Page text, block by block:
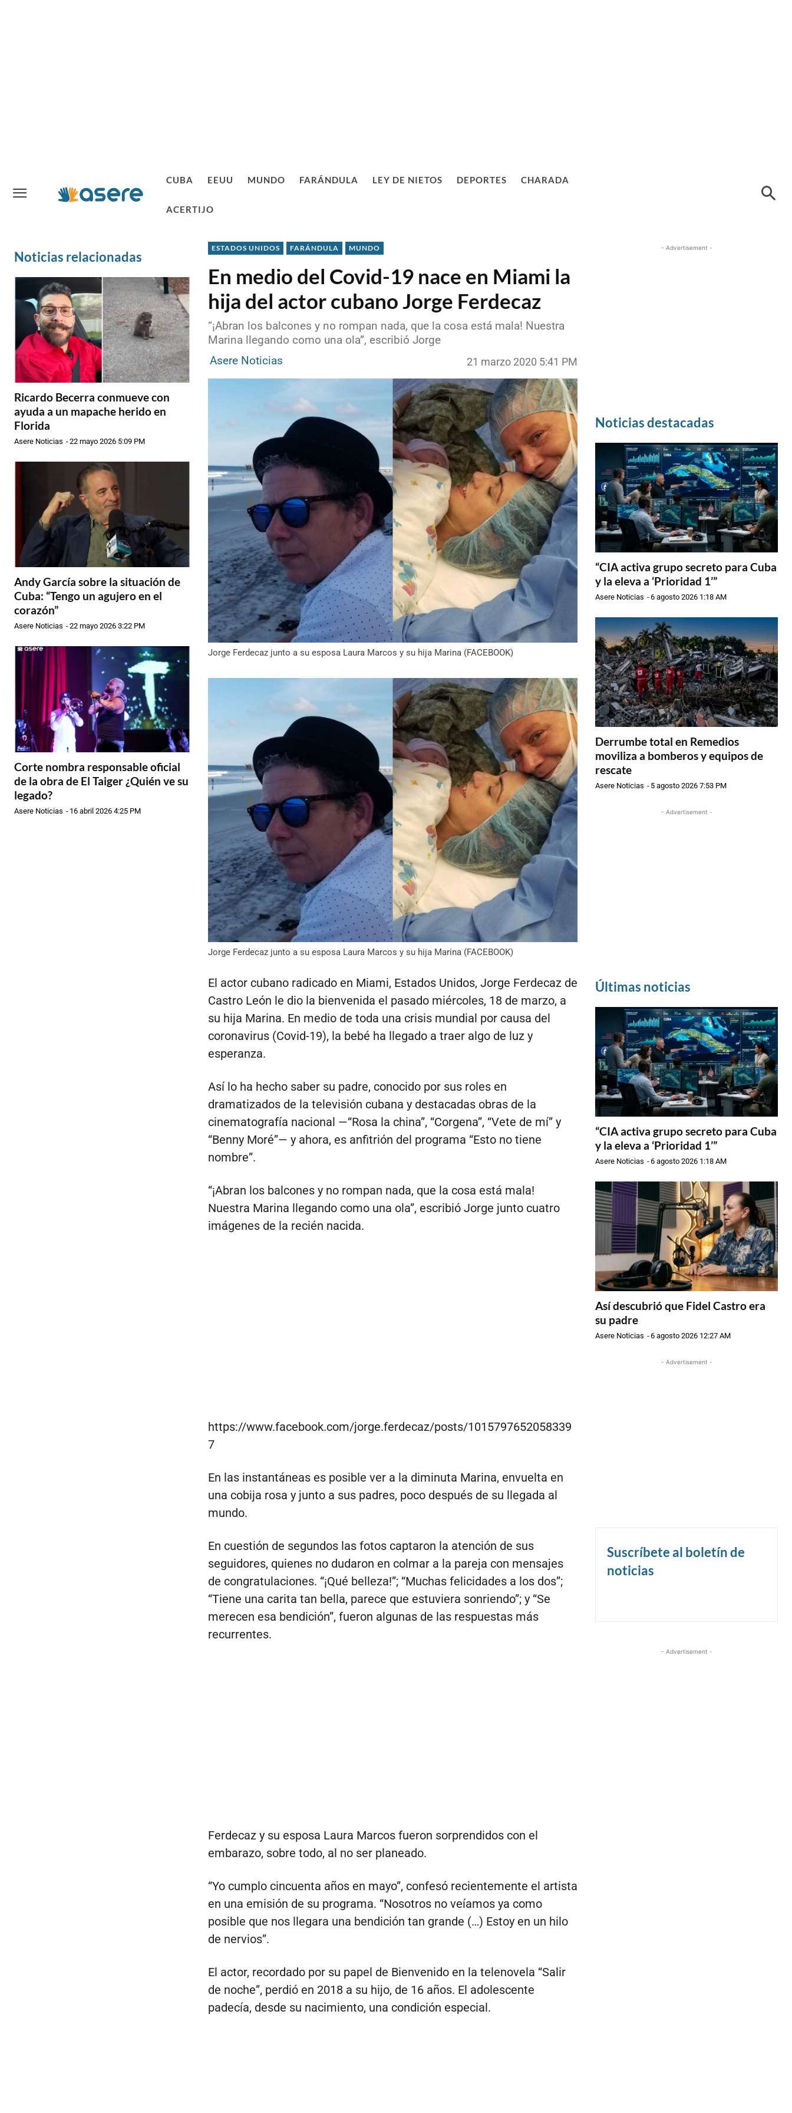
CUBA EEUU MUNDO FARÁNDULA LEY DE NIETOS DEPORTES CHARADA
ACERTIJO
Noticias relacionadas
Ricardo Becerra conmueve con
ayuda a un mapache herido en
Florida
Asere Noticias -22 mayo 2026 5:09 PM
Andy García sobre la situación de
Cuba: “Tengo un agujero en el
corazón”
Asere Noticias -22 mayo 2026 3:22 PM
Corte nombra responsable oficial
de la obra de El Taiger ¿Quién ve su
legado?
Asere Noticias - 16 abril 2026 4:25 PM
ESTADOS UNIDOS FARÁNDULA MUNDO
En medio del Covid-19 nace en Miami la
hija del actor cubano Jorge Ferdecaz
“¡Abran los balcones y no rompan nada, que la cosa está mala! Nuestra
Marina llegando como una ola”, escribió Jorge
Asere Noticias
21 marzo 2020 5:41 PM
Jorge Ferdecaz junto a su esposa Laura Marcos y su hija Marina (FACEBOOK)
Jorge Ferdecaz junto a su esposa Laura Marcos y su hija Marina (FACEBOOK)
El actor cubano radicado en Miami, Estados Unidos, Jorge Ferdecaz de
Castro León le dio la bienvenida el pasado miércoles, 18 de marzo, a
su hija Marina. En medio de toda una crisis mundial por causa del
coronavirus (Covid-19), la bebé ha llegado a traer algo de luz y
esperanza.
Así lo ha hecho saber su padre, conocido por sus roles en
dramatizados de la televisión cubana y destacadas obras de la
cinematografía nacional —“Rosa la china”, “Corgena”, “Vete de mí” y
“Benny Moré”— y ahora, es anfitrión del programa “Esto no tiene
nombre”.
“¡Abran los balcones y no rompan nada, que la cosa está mala!
Nuestra Marina llegando como una ola”, escribió Jorge junto cuatro
imágenes de la recién nacida.
https://www.facebook.com/jorge.ferdecaz/posts/1015797652058339
7
En las instantáneas es posible ver a la diminuta Marina, envuelta en
una cobija rosa y junto a sus padres, poco después de su llegada al
mundo.
En cuestión de segundos las fotos captaron la atención de sus
seguidores, quienes no dudaron en colmar a la pareja con mensajes
de congratulaciones. “¡Qué belleza!”; “Muchas felicidades a los dos”;
“Tiene una carita tan bella, parece que estuviera sonriendo”; y “Se
merecen esa bendición”, fueron algunas de las respuestas más
recurrentes.
Ferdecaz y su esposa Laura Marcos fueron sorprendidos con el
embarazo, sobre todo, al no ser planeado.
“Yo cumplo cincuenta años en mayo”, confesó recientemente el artista
en una emisión de su programa. “Nosotros no veíamos ya como
posible que nos llegara una bendición tan grande (…) Estoy en un hilo
de nervios”.
El actor, recordado por su papel de Bienvenido en la telenovela “Salir
de noche”, perdió en 2018 a su hijo, de 16 años. El adolescente
padecía, desde su nacimiento, una condición especial.
- Advertisement -
Noticias destacadas
“CIA activa grupo secreto para Cuba
y la eleva a ‘Prioridad 1’”
Asere Noticias -6 agosto 2026 1:18 AM
Derrumbe total en Remedios
moviliza a bomberos y equipos de
rescate
Asere Noticias - 5 agosto 2026 7:53 PM
- Advertisement -
Últimas noticias
“CIA activa grupo secreto para Cuba
y la eleva a ‘Prioridad 1’”
Asere Noticias -6 agosto 2026 1:18 AM
Así descubrió que Fidel Castro era
su padre
Asere Noticias -6 agosto 2026 12:27 AM
- Advertisement -
Suscríbete al boletín de
noticias
- Advertisement -